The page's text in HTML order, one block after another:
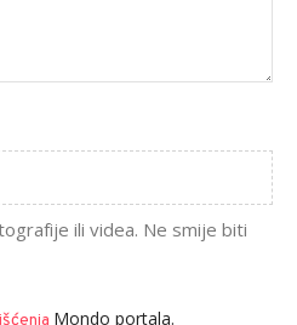
ili videa. Ne smije biti
Mondo portala.